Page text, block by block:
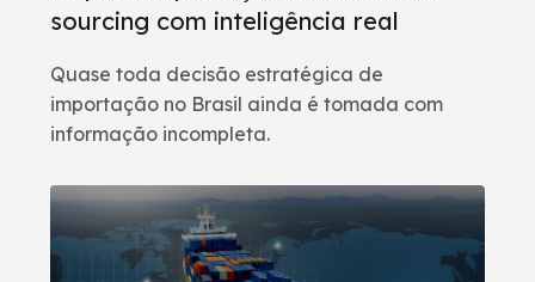
sourcing com inteligência real
Quase toda decisão estratégica de
importação no Brasil ainda é tomada com
informação incompleta.